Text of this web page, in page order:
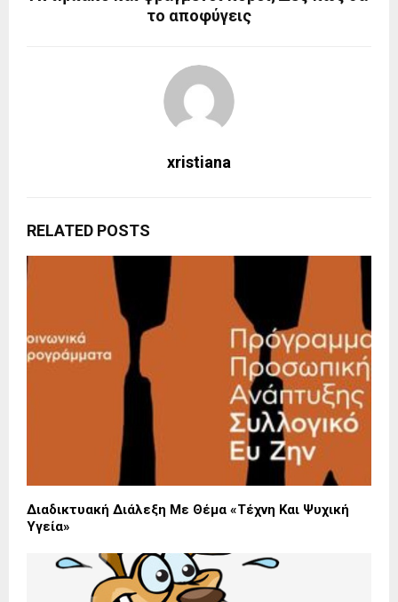
το αποφύγεις
xristiana
RELATED POSTS
Διαδικτυακή Διάλεξη Με Θέμα «Τέχνη Και Ψυχική
Υγεία»